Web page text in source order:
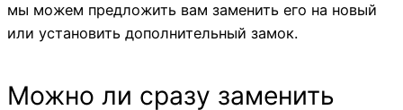
мы можем предложить вам заменить его на новый
или установить дополнительный замок.
Можно ли сразу заменить